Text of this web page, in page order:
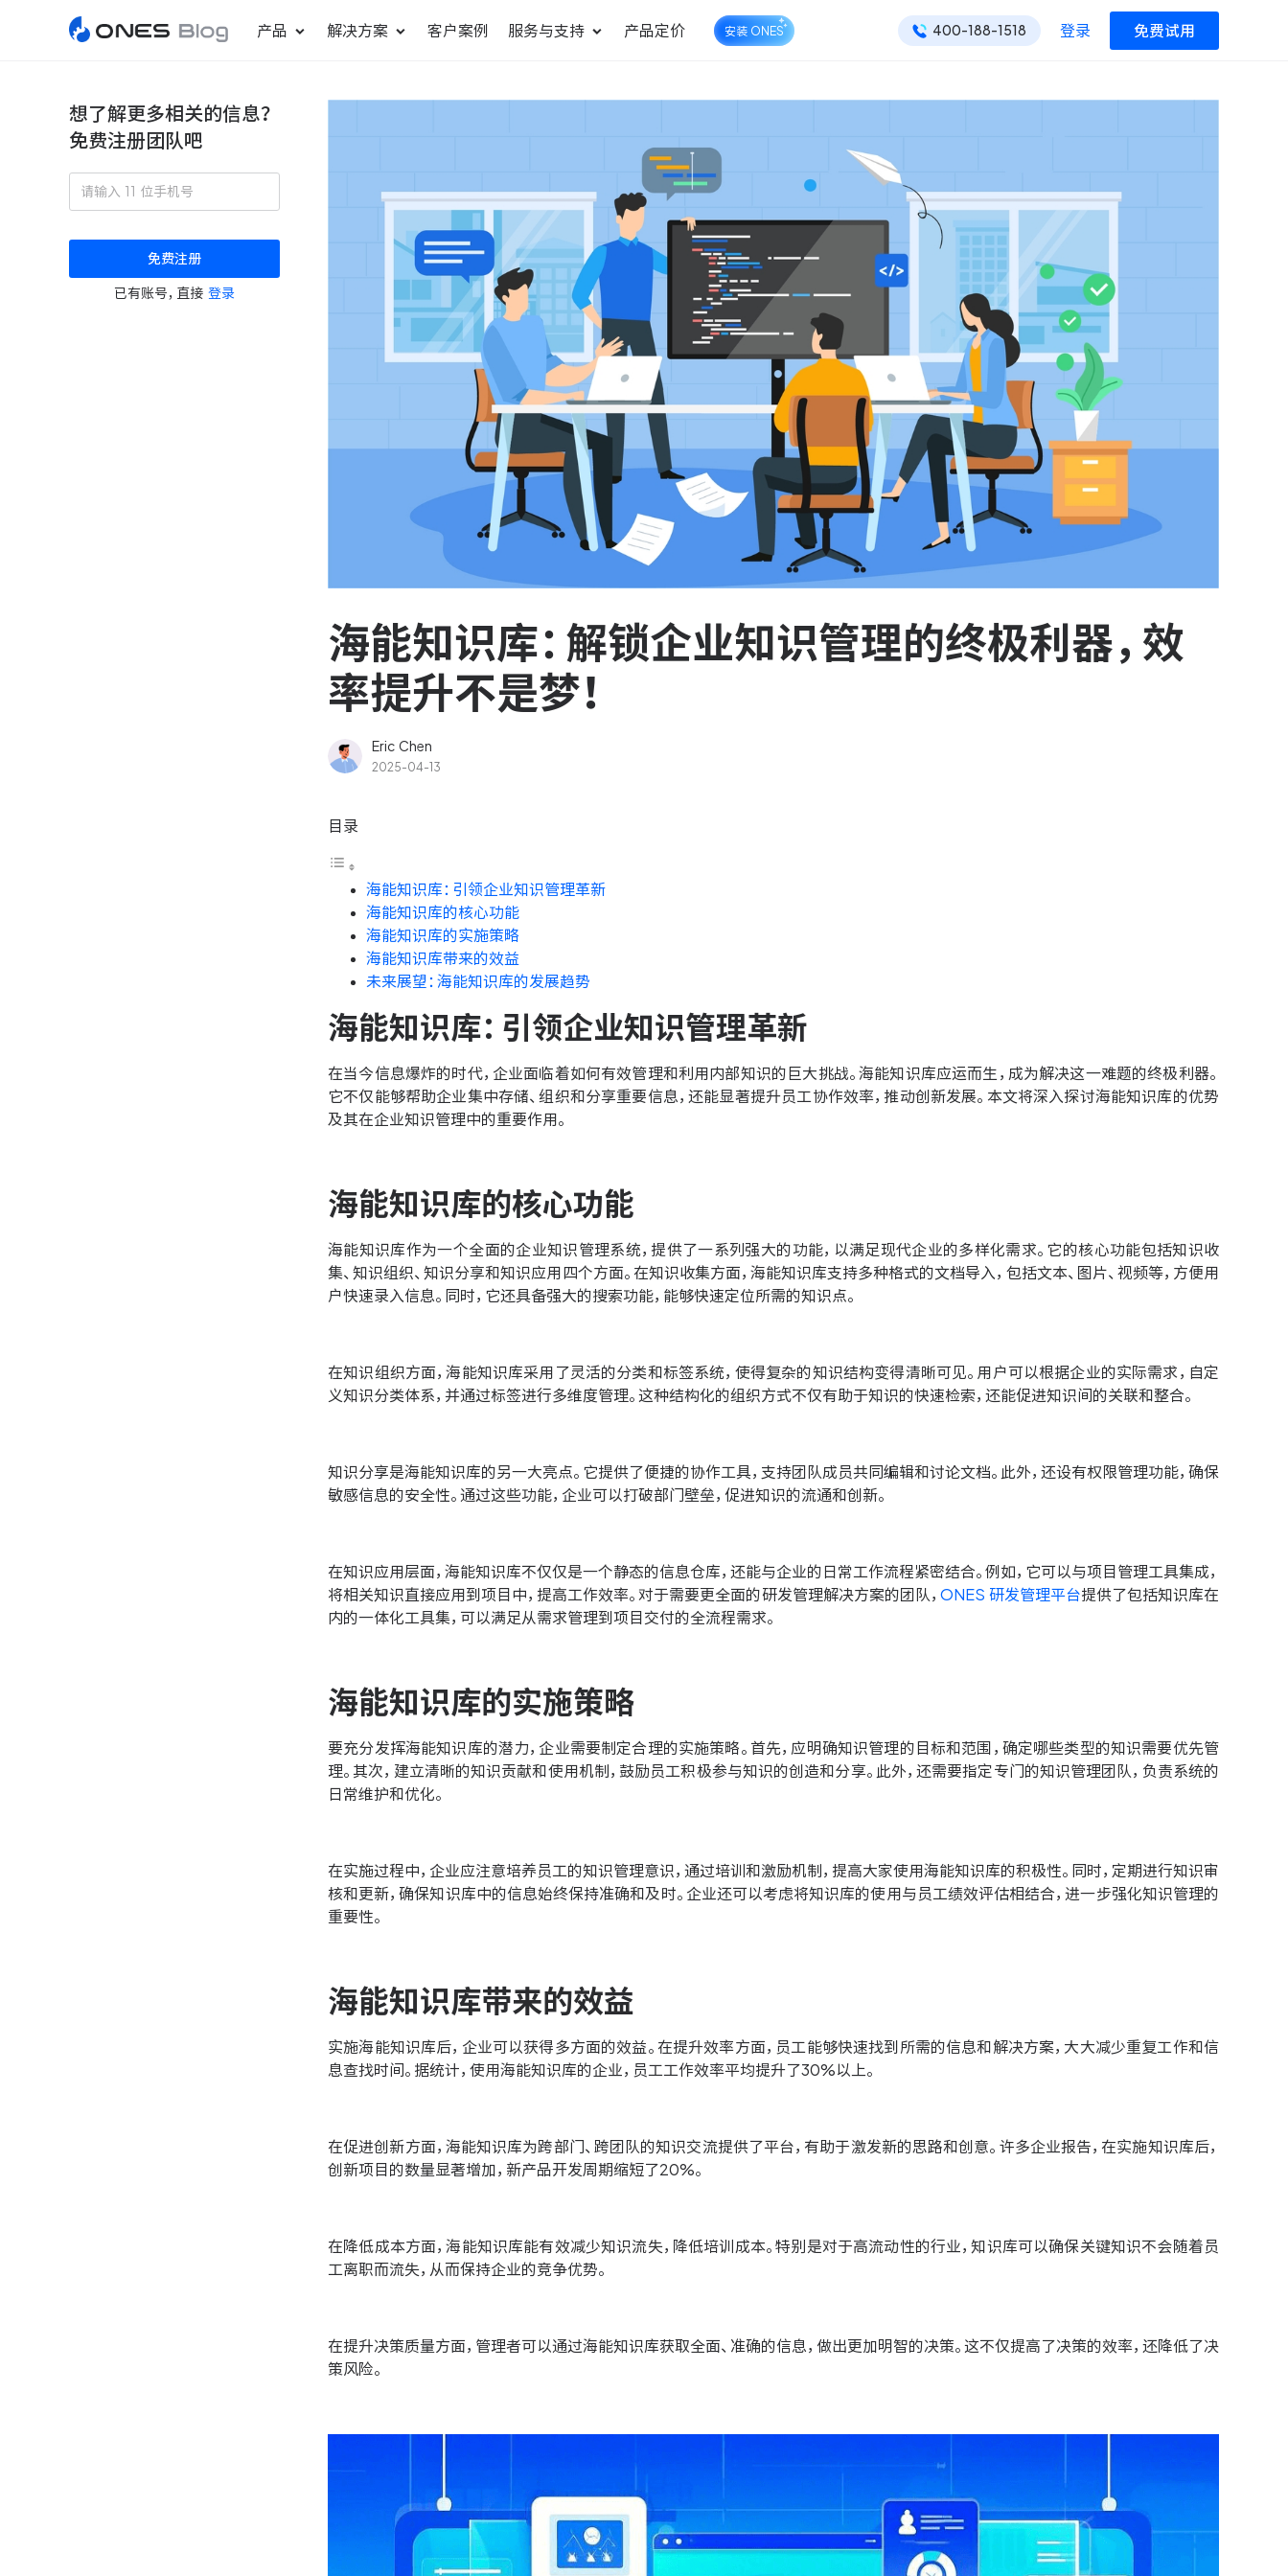
产品
ONES Desk
解决方案
更好更快地发布产品
统一管理业务信息和企业知
轻松规划项目和跟踪进度
测试管理
快速交付高质量产品
DevOps
可持续地交付端到端的价值
高效合理地规划和利用团队资
服务台和工单管理
轻松响应与解决客户反馈
驱动企业创新增长 助力车企高效研发
客户案例 服务与支持
ONES 资讯
产品定价 安装 ONES 400-188-1518 登录 免费试用
想了解更多相关的信息？
免费注册团队吧
免费注册
已有账号，直接 登录
海能知识库：解锁企业知识管理的终极利器，效
率提升不是梦！
Eric Chen
2025-04-13
目录
海能知识库：引领企业知识管理革新
海能知识库的核心功能
海能知识库的实施策略
海能知识库带来的效益
未来展望：海能知识库的发展趋势
海能知识库：引领企业知识管理革新
在当今信息爆炸的时代，企业面临着如何有效管理和利用内部知识的巨大挑战。海能知识库应运而生，成为解决这一难题的终极利器。
它不仅能够帮助企业集中存储、组织和分享重要信息，还能显著提升员工协作效率，推动创新发展。本文将深入探讨海能知识库的优势
及其在企业知识管理中的重要作用。
海能知识库的核心功能
海能知识库作为一个全面的企业知识管理系统，提供了一系列强大的功能，以满足现代企业的多样化需求。它的核心功能包括知识收
集、知识组织、知识分享和知识应用四个方面。在知识收集方面，海能知识库支持多种格式的文档导入，包括文本、图片、视频等，方便用
户快速录入信息。同时，它还具备强大的搜索功能，能够快速定位所需的知识点。
在知识组织方面，海能知识库采用了灵活的分类和标签系统，使得复杂的知识结构变得清晰可见。用户可以根据企业的实际需求，自定
义知识分类体系，并通过标签进行多维度管理。这种结构化的组织方式不仅有助于知识的快速检索，还能促进知识间的关联和整合。
知识分享是海能知识库的另一大亮点。它提供了便捷的协作工具，支持团队成员共同编辑和讨论文档。此外，还设有权限管理功能，确保
敏感信息的安全性。通过这些功能，企业可以打破部门壁垒，促进知识的流通和创新。
在知识应用层面，海能知识库不仅仅是一个静态的信息仓库，还能与企业的日常工作流程紧密结合。例如，它可以与项目管理工具集成，
将相关知识直接应用到项目中，提高工作效率。对于需要更全面的研发管理解决方案的团队， ONES 研发管理平台提供了包括知识库在
内的一体化工具集，可以满足从需求管理到项目交付的全流程需求。
海能知识库的实施策略
要充分发挥海能知识库的潜力，企业需要制定合理的实施策略。首先，应明确知识管理的目标和范围，确定哪些类型的知识需要优先管
理。其次，建立清晰的知识贡献和使用机制，鼓励员工积极参与知识的创造和分享。此外，还需要指定专门的知识管理团队，负责系统的
日常维护和优化。
在实施过程中，企业应注意培养员工的知识管理意识，通过培训和激励机制，提高大家使用海能知识库的积极性。同时，定期进行知识审
核和更新，确保知识库中的信息始终保持准确和及时。企业还可以考虑将知识库的使用与员工绩效评估相结合，进一步强化知识管理的
重要性。
海能知识库带来的效益
实施海能知识库后，企业可以获得多方面的效益。在提升效率方面，员工能够快速找到所需的信息和解决方案，大大减少重复工作和信
息查找时间。据统计，使用海能知识库的企业，员工工作效率平均提升了30%以上。
在促进创新方面，海能知识库为跨部门、跨团队的知识交流提供了平台，有助于激发新的思路和创意。许多企业报告，在实施知识库后，
创新项目的数量显著增加，新产品开发周期缩短了20%。
在降低成本方面，海能知识库能有效减少知识流失，降低培训成本。特别是对于高流动性的行业，知识库可以确保关键知识不会随着员
工离职而流失，从而保持企业的竞争优势。
在提升决策质量方面，管理者可以通过海能知识库获取全面、准确的信息，做出更加明智的决策。这不仅提高了决策的效率，还降低了决
策风险。